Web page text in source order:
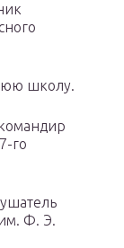
школу.
го
Ф. Э.